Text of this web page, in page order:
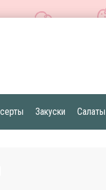
Закуски Салаты